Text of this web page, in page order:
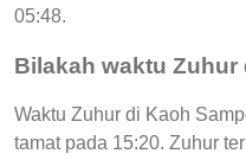
05:48.
Bilakah waktu Zuhur
Waktu Zuhur di Kaoh
tamat pada 15:20. Zuhur